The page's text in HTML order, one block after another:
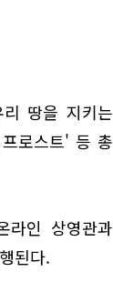
땅을 지키는
로스트' 등 총
인 상영관과
된다.